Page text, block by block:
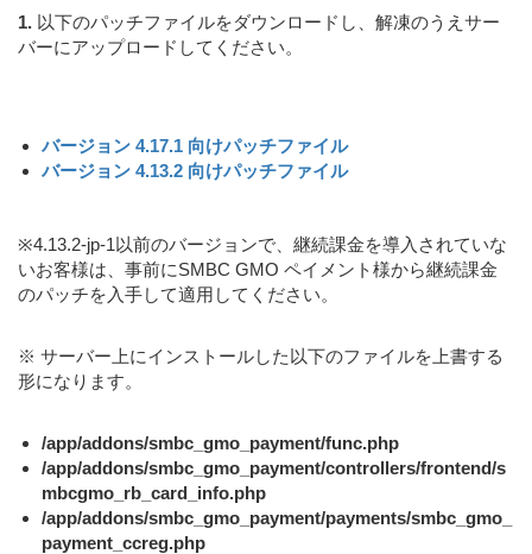
1. 以下のパッチファイルをダウンロードし、解凍のうえサー
バーにアップロードしてください。
バージョン 4.17.1 向けパッチファイル
バージョン 4.13.2 向けパッチファイル
※4.13.2-jp-1以前のバージョンで、継続課金を導入されていな
いお客様は、事前にSMBC GMO ペイメント様から継続課金
のパッチを入手して適用してください。
※ サーバー上にインストールした以下のファイルを上書する
形になります。
/app/addons/smbc_gmo_payment/func.php
/app/addons/smbc_gmo_payment/controllers/frontend/s
mbcgmo_rb_card_info.php
/app/addons/smbc_gmo_payment/payments/smbc_gmo_
payment_ccreg.php